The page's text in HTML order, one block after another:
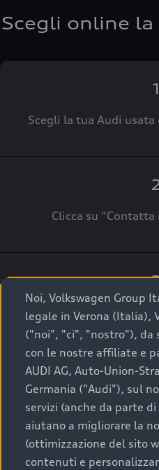
Scegli online
1
Scegli la tua Audi
Clicca su
A breve verrai
Audi Center o
che ti supporterà per
La qualità di
un’auto usata
Noi, Volkswagen Group
legale in Verona (Italia),
("noi", "ci", "nostro"), da
con le nostre affiliate e
AUDI AG, Auto-Union-
Germania ("Audi"), sul
servizi (anche da parte
aiutano a migliorare la
(ottimizzazione del sito
contenuti e